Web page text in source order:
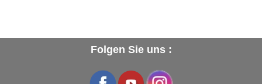
Folgen Sie uns :